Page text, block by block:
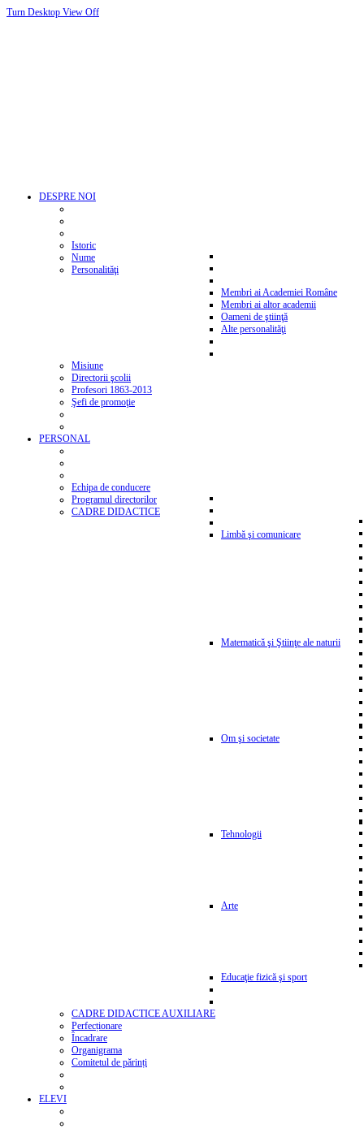
Turn Desktop View Off
DESPRE NOI
Istoric
Nume
Personalităţi
Membri ai Academiei Române
Membri ai altor academii
Oameni de ştiinţă
Alte personalităţi
Misiune
Directorii şcolii
Profesori 1863-2013
Şefi de promoţie
PERSONAL
Echipa de conducere
Programul directorilor
CADRE DIDACTICE
Limbă şi comunicare
Matematică şi Ştiinţe ale naturii
Om şi societate
Tehnologii
Arte
Educaţie fizică şi sport
CADRE DIDACTICE AUXILIARE
Perfecționare
Încadrare
Organigrama
Comitetul de părinți
ELEVI